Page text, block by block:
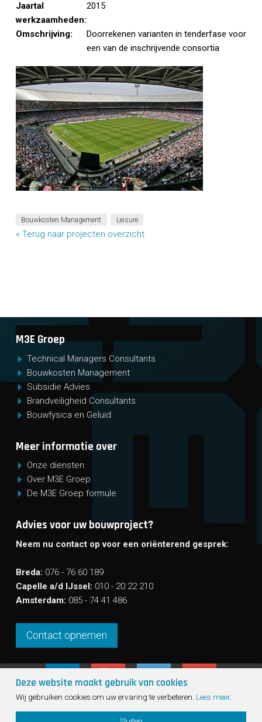
Jaartal
werkzaamheden:
2015
Omschrijving:
Doorrekenen varianten in tenderfase voor
een van de inschrijvende consortia
Bouwkosten Management Leisure
« Terug naar projecten overzicht
M3E Groep
Technical Managers Consultants
Bouwkosten Management
Subsidie Advies
Brandveiligheid Consultants
Bouwfysica en Geluid
Meer informatie over
Onze diensten
Over M3E Groep
De M3E Groep formule
Advies voor uw bouwproject?
Neem nu contact op voor een oriënterend gesprek:
Breda: 076 - 76 60 189
Capelle a/d IJssel: 010 - 20 22 210
Amsterdam: 085 - 74 41 486
Contact opnemen
© 2026 - M3E Groep Sitemap
Deze website maakt gebruik van cookies
Wij gebruiken cookies om uw ervaring te verbeteren. Lees meer.